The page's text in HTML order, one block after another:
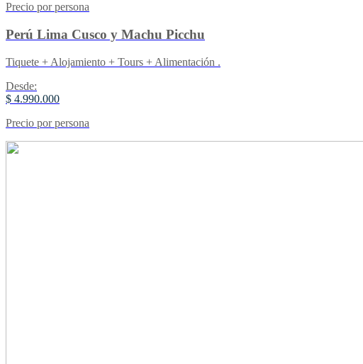
Precio por persona
Perú Lima Cusco y Machu Picchu
Tiquete + Alojamiento + Tours + Alimentación .
Desde:
$ 4.990.000
Precio por persona